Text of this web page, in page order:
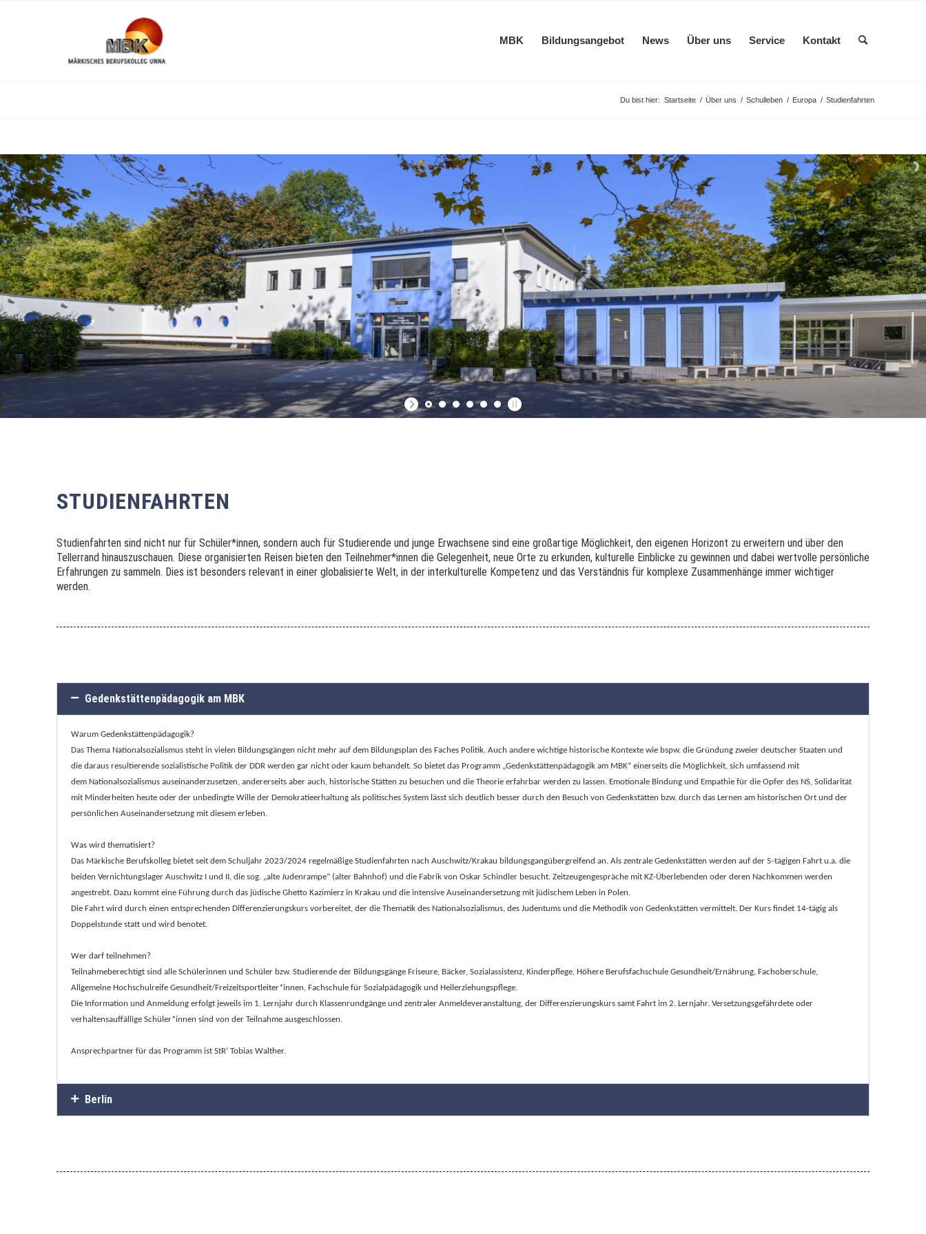
MBK Bildungsangebot News Über uns Service Kontakt
Du bist hier: Startseite / Über uns / Schulleben / Europa / Studienfahrten
STUDIENFAHRTEN
Studienfahrten sind nicht nur für Schüler*innen, sondern auch für Studierende und junge Erwachsene sind eine großartige Möglichkeit, den eigenen Horizont zu erweitern und über den
Tellerrand hinauszuschauen. Diese organisierten Reisen bieten den Teilnehmer*innen die Gelegenheit, neue Orte zu erkunden, kulturelle Einblicke zu gewinnen und dabei wertvolle persönliche
Erfahrungen zu sammeln. Dies ist besonders relevant in einer globalisierte Welt, in der interkulturelle Kompetenz und das Verständnis für komplexe Zusammenhänge immer wichtiger
werden.
Gedenkstättenpädagogik am MBK
Warum Gedenkstättenpädagogik?
Das Thema Nationalsozialismus steht in vielen Bildungsgängen nicht mehr auf dem Bildungsplan des Faches Politik. Auch andere wichtige historische Kontexte wie bspw. die Gründung zweier deutscher Staaten und
die daraus resultierende sozialistische Politik der DDR werden gar nicht oder kaum behandelt. So bietet das Programm „Gedenkstättenpädagogik am MBK“ einerseits die Möglichkeit, sich umfassend mit
dem Nationalsozialismus auseinanderzusetzen, andererseits aber auch, historische Stätten zu besuchen und die Theorie erfahrbar werden zu lassen. Emotionale Bindung und Empathie für die Opfer des NS, Solidarität
mit Minderheiten heute oder der unbedingte Wille der Demokratieerhaltung als politisches System lässt sich deutlich besser durch den Besuch von Gedenkstätten bzw. durch das Lernen am historischen Ort und der
persönlichen Auseinandersetzung mit diesem erleben.
Was wird thematisiert?
Das Märkische Berufskolleg bietet seit dem Schuljahr 2023/2024 regelmäßige Studienfahrten nach Auschwitz/Krakau bildungsgangübergreifend an. Als zentrale Gedenkstätten werden auf der 5-tägigen Fahrt u.a. die
beiden Vernichtungslager Auschwitz I und II, die sog. „alte Judenrampe“ (alter Bahnhof) und die Fabrik von Oskar Schindler besucht. Zeitzeugengespräche mit KZ-Überlebenden oder deren Nachkommen werden
angestrebt. Dazu kommt eine Führung durch das jüdische Ghetto Kazimierz in Krakau und die intensive Auseinandersetzung mit jüdischem Leben in Polen.
Die Fahrt wird durch einen entsprechenden Differenzierungskurs vorbereitet, der die Thematik des Nationalsozialismus, des Judentums und die Methodik von Gedenkstätten vermittelt. Der Kurs findet 14-tägig als
Doppelstunde statt und wird benotet.
Wer darf teilnehmen?
Teilnahmeberechtigt sind alle Schülerinnen und Schüler bzw. Studierende der Bildungsgänge Friseure, Bäcker, Sozialassistenz, Kinderpflege, Höhere Berufsfachschule Gesundheit/Ernährung, Fachoberschule,
Allgemeine Hochschulreife Gesundheit/Freizeitsportleiter*innen, Fachschule für Sozialpädagogik und Heilerziehungspflege.
Die Information und Anmeldung erfolgt jeweils im 1. Lernjahr durch Klassenrundgänge und zentraler Anmeldeveranstaltung, der Differenzierungskurs samt Fahrt im 2. Lernjahr. Versetzungsgefährdete oder
verhaltensauffällige Schüler*innen sind von der Teilnahme ausgeschlossen.
Ansprechpartner für das Programm ist StR‘ Tobias Walther.
Berlin